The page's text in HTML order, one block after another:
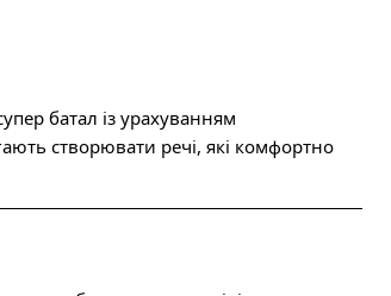
батал із урахуванням
створювати речі, які комфортно